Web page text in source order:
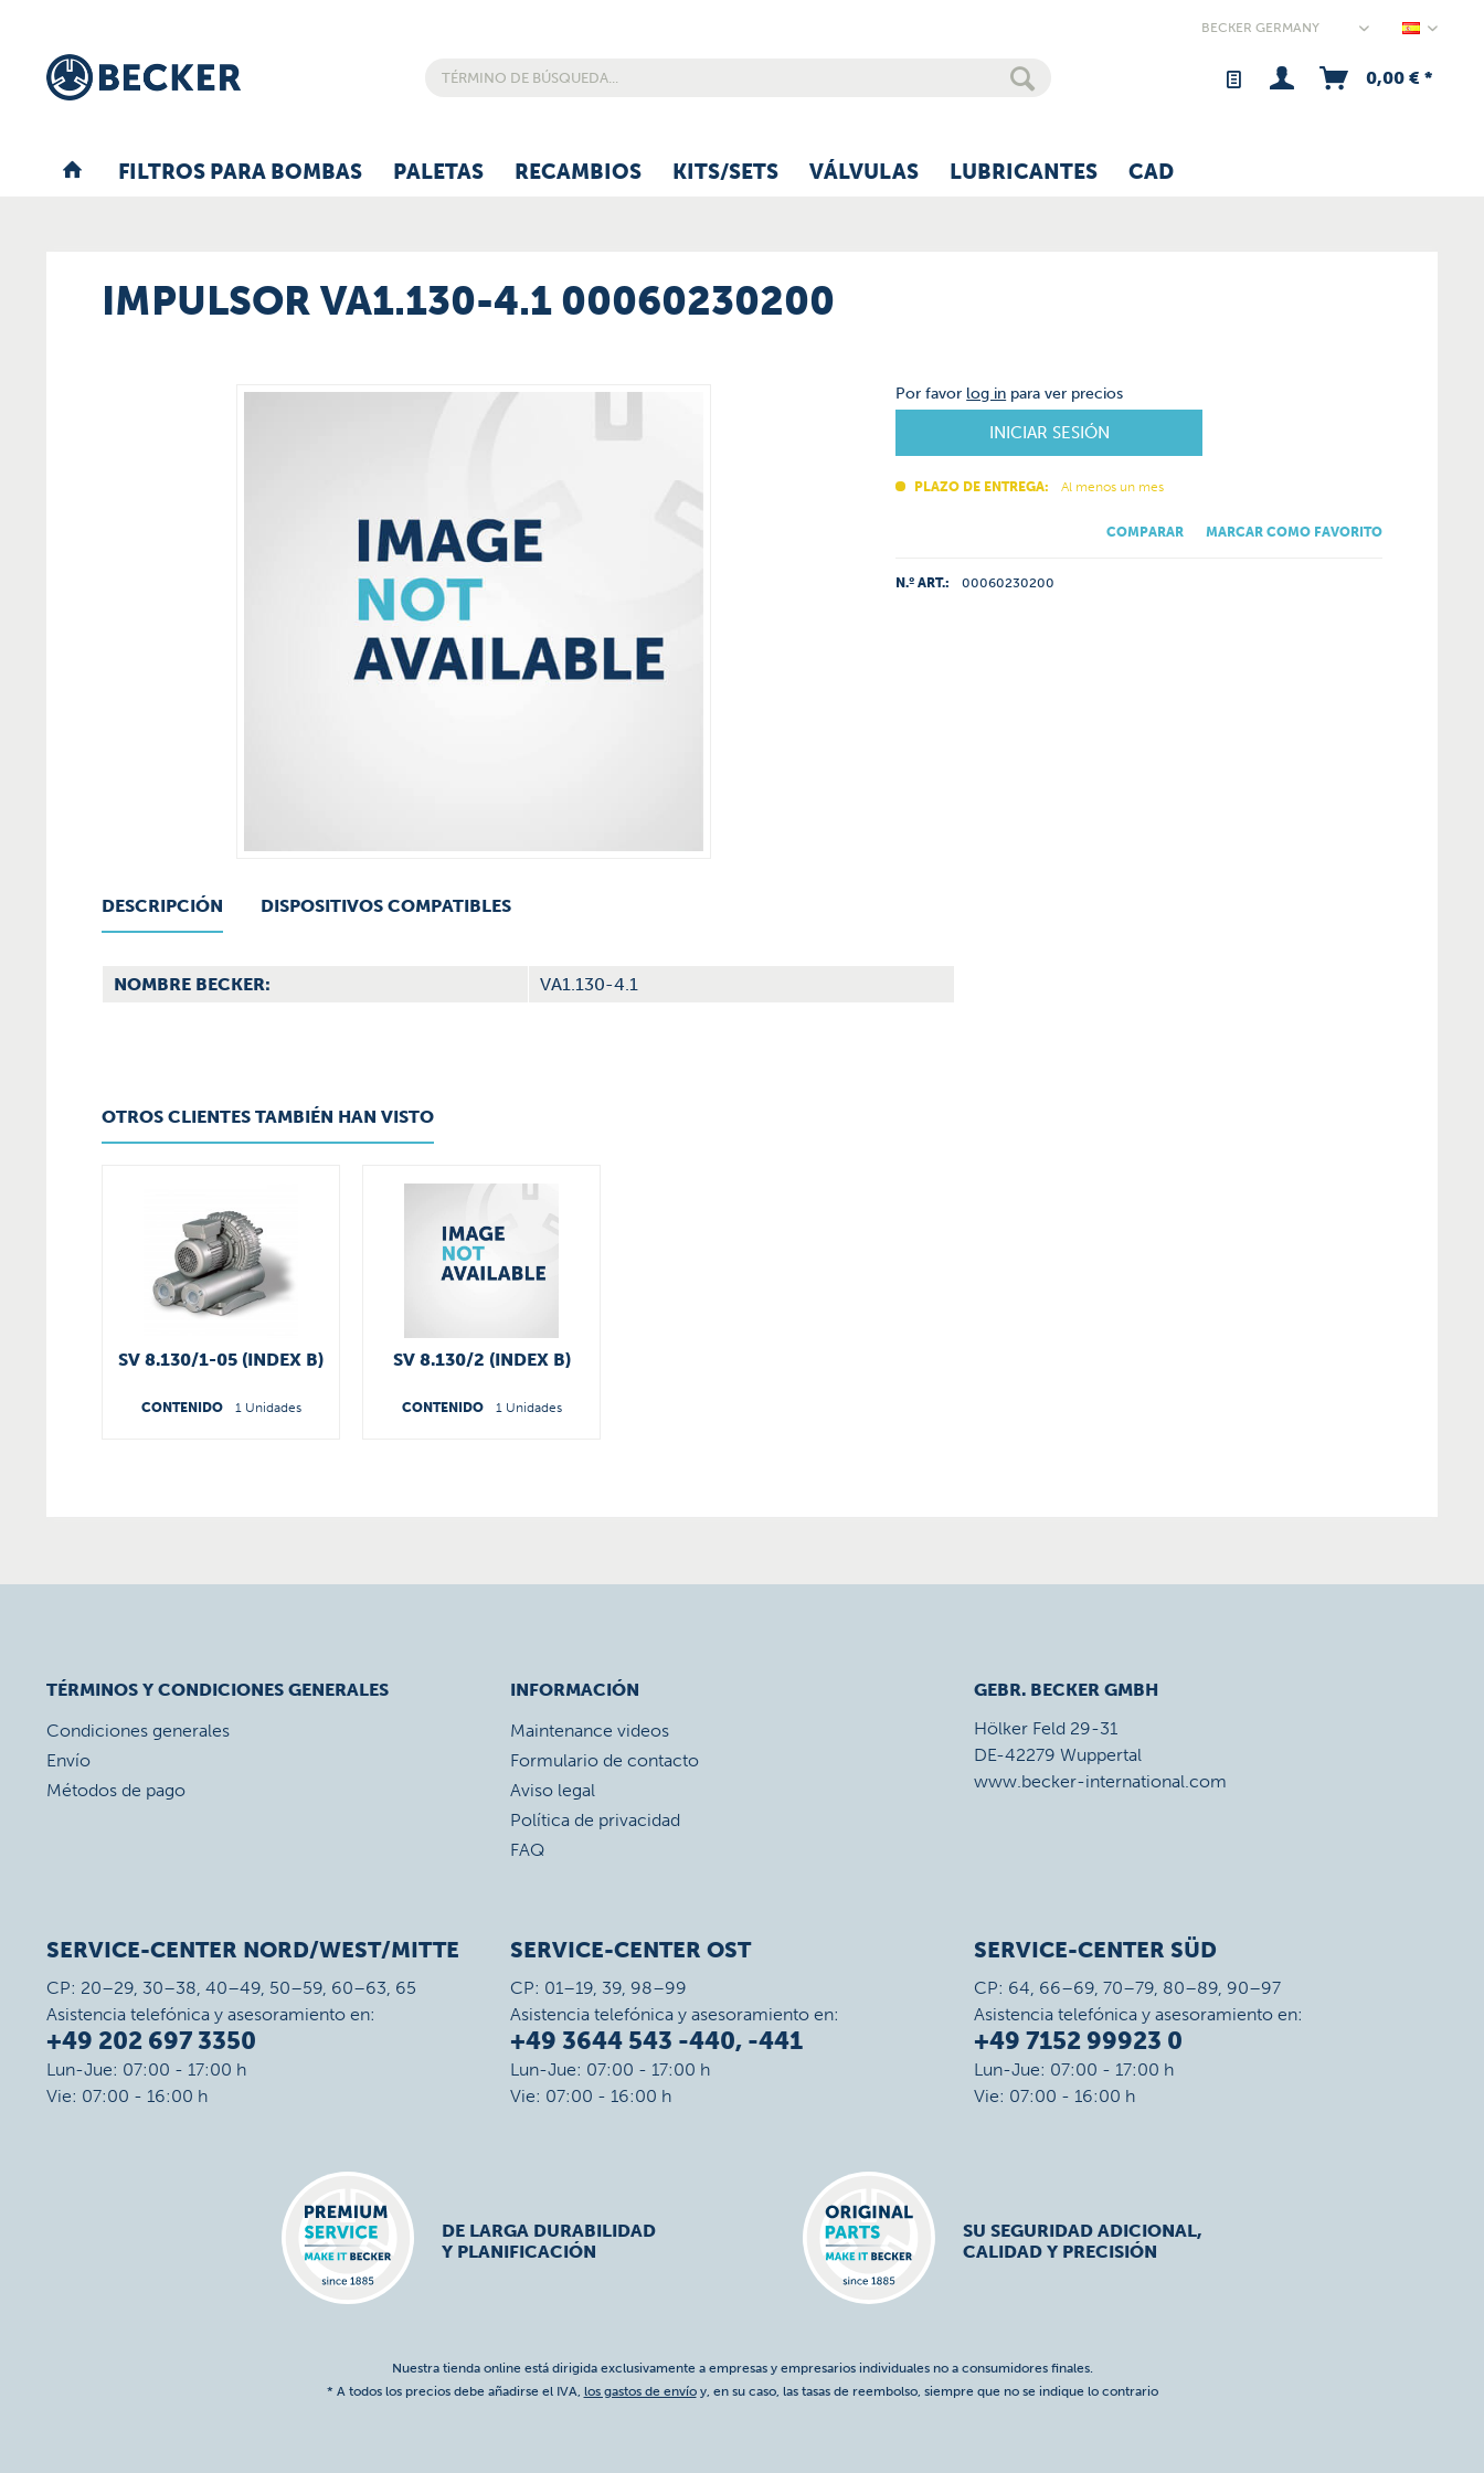
0,00 € *
FILTROS PARA BOMBAS PALETAS RECAMBIOS KITS/SETS VÁLVULAS LUBRICANTES CAD
IMPULSOR VA1.130-4.1 00060230200
Por favor log in para ver precios
INICIAR SESIÓN
PLAZO DE ENTREGA: Al menos un mes
COMPARAR MARCAR COMO FAVORITO
N.º ART.: 00060230200
DESCRIPCIÓN DISPOSITIVOS COMPATIBLES
NOMBRE BECKER: VA1.130-4.1
OTROS CLIENTES TAMBIÉN HAN VISTO
SV 8.130/1-05 (INDEX B)
CONTENIDO 1 Unidades
SV 8.130/2 (INDEX B)
CONTENIDO 1 Unidades
TÉRMINOS Y CONDICIONES GENERALES
Condiciones generales
Envío
Métodos de pago
INFORMACIÓN
Maintenance videos
Formulario de contacto
Aviso legal
Política de privacidad
FAQ
GEBR. BECKER GMBH
Hölker Feld 29-31
DE-42279 Wuppertal
www.becker-international.com
SERVICE-CENTER NORD/WEST/MITTE
CP: 20–29, 30–38, 40–49, 50–59, 60–63, 65
Asistencia telefónica y asesoramiento en:
+49 202 697 3350
Lun-Jue: 07:00 - 17:00 h
Vie: 07:00 - 16:00 h
SERVICE-CENTER OST
CP: 01–19, 39, 98–99
Asistencia telefónica y asesoramiento en:
+49 3644 543 -440, -441
Lun-Jue: 07:00 - 17:00 h
Vie: 07:00 - 16:00 h
SERVICE-CENTER SÜD
CP: 64, 66–69, 70–79, 80–89, 90–97
Asistencia telefónica y asesoramiento en:
+49 7152 99923 0
Lun-Jue: 07:00 - 17:00 h
Vie: 07:00 - 16:00 h
DE LARGA DURABILIDAD
Y PLANIFICACIÓN
SU SEGURIDAD ADICIONAL,
CALIDAD Y PRECISIÓN
Nuestra tienda online está dirigida exclusivamente a empresas y empresarios individuales no a consumidores finales.
* A todos los precios debe añadirse el IVA, los gastos de envíoy, en su caso, las tasas de reembolso, siempre que no se indique lo contrario